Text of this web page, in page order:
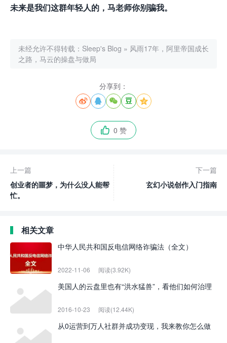
未来是我们这群年轻人的，马老师你别骗我。
未经允许不得转载： Sleep's Blog » 风雨17年，阿里帝国成长
之路，马云的操盘与做局
分享到：
    
 0 赞
上一篇
创业者的噩梦，为什么没人能帮
忙。
下一篇
玄幻小说创作入门指南
相关文章
中华人民共和国反电信网络诈骗法（全文）
2022-11-06 阅读(3.92K)
美国人的云盘里也有“洪水猛兽”，看他们如何治理
2016-10-23 阅读(12.44K)
从0运营到万人社群并成功变现，我来教你怎么做